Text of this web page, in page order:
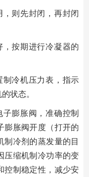
则先封闭，再封闭
按期进行冷凝器的
冷机压力表，指示
状态。
膨胀阀，准确控制
膨胀阀开度（打开的
制冷剂的蒸发量的目
压缩机制冷功率的变
控制稳定性，减少安